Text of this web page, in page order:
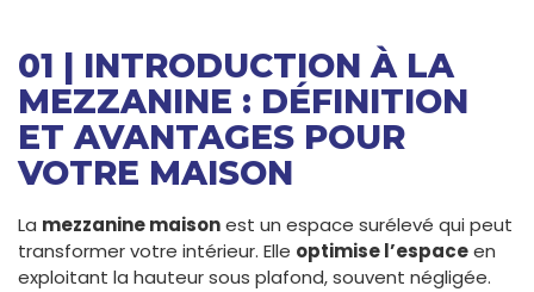
01 | INTRODUCTION À LA
MEZZANINE : DÉFINITION
ET AVANTAGES POUR
VOTRE MAISON
La mezzanine maisonest un espace surélevé qui peut
transformer votre intérieur. Elle optimise l’espaceen
exploitant la hauteur sous plafond, souvent négligée.